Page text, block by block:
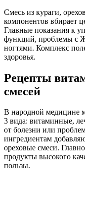
Смесь из кураги,
компонентов вбирает
Главные показания к
функций, проблемы с
ногтями. Комплекс
здоровья.
Рецепты
смесей
В народной медицине
3 вида: витаминные,
от болезни или
ингредиентам
ореховые смеси.
продукты высокого
пользы.